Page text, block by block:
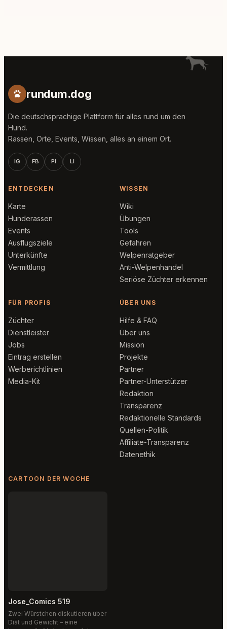
rundum.dog
Die deutschsprachige Plattform für alles rund um den
Hund.
Rassen, Orte, Events, Wissen, alles an einem Ort.
IG FB PI LI
ENTDECKEN
Karte
Hunderassen
Events
Ausflugsziele
Unterkünfte
Vermittlung
WISSEN
Wiki
Übungen
Tools
Gefahren
Welpenratgeber
Anti-Welpenhandel
Seriöse Züchter erkennen
FÜR PROFIS
Züchter
Dienstleister
Jobs
Eintrag erstellen
Werberichtlinien
Media-Kit
ÜBER UNS
Hilfe & FAQ
Über uns
Mission
Projekte
Partner
Partner-Unterstützer
Redaktion
Transparenz
Redaktionelle Standards
Quellen-Politik
Affiliate-Transparenz
Datenethik
CARTOON DER WOCHE
Jose_Comics 519
Zwei Würstchen diskutieren über
Diät und Gewicht – eine